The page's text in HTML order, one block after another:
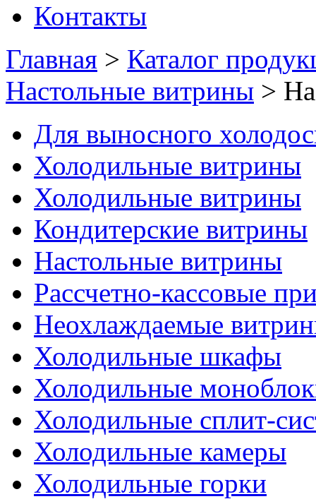
Контакты
Главная > Каталог
Настольные витрины >
Для выносного
Холодильные витрины
Холодильные витрины
Кондитерские витрины
Настольные витрины
Рассчетно-кассовые
Неохлаждаемые
Холодильные шкафы
Холодильные
Холодильные сплит-
Холодильные камеры
Холодильные горки